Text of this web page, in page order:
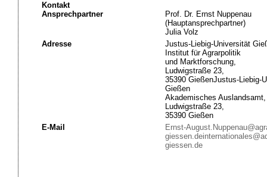
Kontakt
Ansprechpartner
Prof. Dr. Ernst Nuppenau
(Hauptansprechpartner)
Julia Volz
Adresse
Justus-Liebig-Universität
Institut für Agrarpolitik
und Marktforschung,
Ludwigstraße 23,
35390 GießenJustus-Liebig-
Gießen
Akademisches Auslandsamt,
Ludwigstraße 23,
35390 Gießen
E-Mail
Ernst-
giessen.de
giessen.de